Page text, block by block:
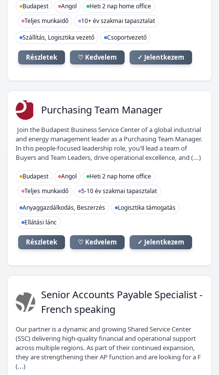
Budapest Angol
Heti 2 nap home office
Teljes munkaidő
10+ év szakmai tapasztalat
Szállítás, Logisztika vezető
Csoportvezető
Részletek ♡ Kedvelem ✓ Jelentkezem
PT Purchasing Team Manager
Join the Budapest Business Service Center of a global industrial
and energy management leader as a Purchasing Team Manager.
In this people-focused leadership role, you'll lead a team of
Buyers and Team Leaders, drive operational excellence, and (...)
Budapest Angol
Heti 2 nap home office
Teljes munkaidő
5-10 év szakmai tapasztalat
Anyaggazdálkodás, Beszerzés
Logisztika támogatás
Ellátási lánc
Részletek ♡ Kedvelem ✓ Jelentkezem
SA Senior Accounts Payable Specialist -
French speaking
Our partner is a dynamic and growing Shared Service Center
(SSC) delivering high-quality financial and operational support
across multiple regions. As part of their continued expansion,
they are strengthening their AP function and are looking for a F
(...)